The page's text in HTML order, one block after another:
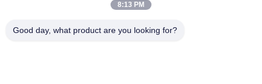
600mm του CO2 λέιζερ τέμνουσα μηχανή λέιζερ εμπορευμάτων
8:13 PM
Good day, what product are you looking for?